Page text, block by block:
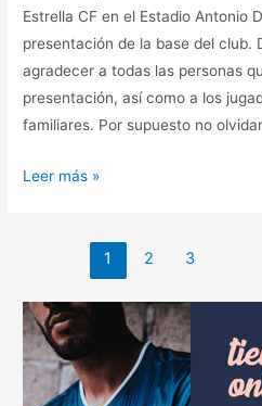
Estrella CF en el Estadio Antonio
presentación de la base del club.
agradecer a todas las personas
presentación, así como a los
familiares. Por supuesto no
Leer más »
1 2 3